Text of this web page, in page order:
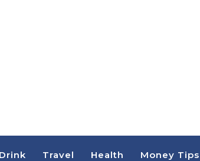
Travel Health Money Tips